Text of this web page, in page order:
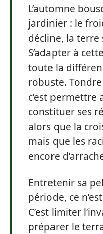
L’automne
jardinier : le
décline, la
S’adapter à
toute la
robuste.
c’est permettre
constituer ses
alors que la
mais que les
encore
Entretenir sa
période, ce
C’est limiter
préparer le